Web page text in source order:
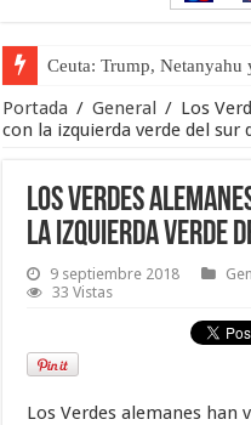
Ceuta: Trump, Netanyahu
La masificación turística
Portada / General / Los
con la izquierda verde del sur
Los Verdes
la izquierda verde
9 septiembre 2018
33 Vistas
Los Verdes alemanes han